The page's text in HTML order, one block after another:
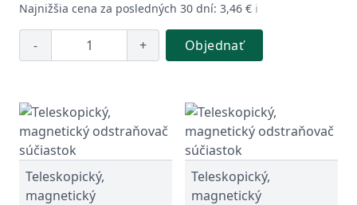
Najnižšia cena za posledných 30 dní: 3,46 € ℹ️
- + Objednať
Teleskopický,
magnetický
Teleskopický,
magnetický